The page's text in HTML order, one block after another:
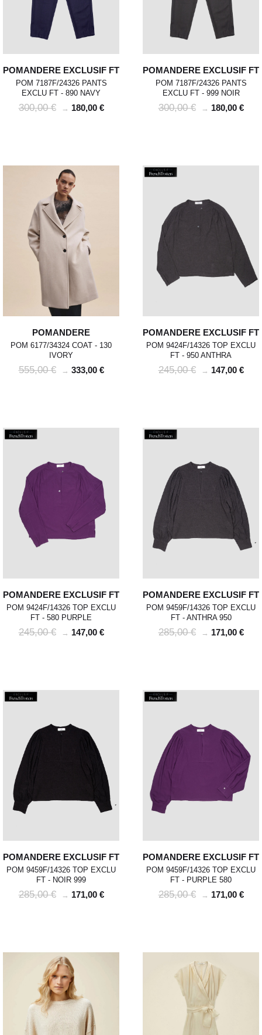
POMANDERE EXCLUSIF FT
POM 7187F/24326 PANTS
EXCLU FT - 890 NAVY
300,00 € → 180,00 €
POMANDERE EXCLUSIF FT
POM 7187F/24326 PANTS
EXCLU FT - 999 NOIR
300,00 € → 180,00 €
POMANDERE
POM 6177/34324 COAT - 130
IVORY
555,00 € → 333,00 €
POMANDERE EXCLUSIF FT
POM 9424F/14326 TOP EXCLU
FT - 950 ANTHRA
245,00 € → 147,00 €
POMANDERE EXCLUSIF FT
POM 9424F/14326 TOP EXCLU
FT - 580 PURPLE
245,00 € → 147,00 €
POMANDERE EXCLUSIF FT
POM 9459F/14326 TOP EXCLU
FT - ANTHRA 950
285,00 € → 171,00 €
POMANDERE EXCLUSIF FT
POM 9459F/14326 TOP EXCLU
FT - NOIR 999
285,00 € → 171,00 €
POMANDERE EXCLUSIF FT
POM 9459F/14326 TOP EXCLU
FT - PURPLE 580
285,00 € → 171,00 €